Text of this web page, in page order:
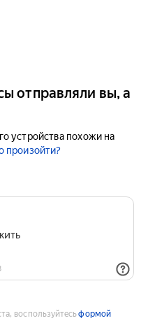
отправляли вы, а
устройства похожи на
произойти?
воспользуйтесьформой